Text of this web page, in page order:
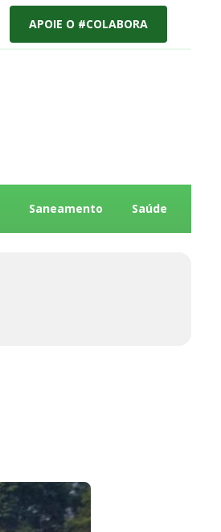
APOIE O #COLABORA
Saneamento Saúde